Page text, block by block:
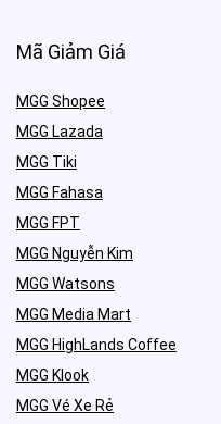
Mã Giảm Giá
MGG Shopee
MGG Lazada
MGG Tiki
MGG Fahasa
MGG FPT
MGG Nguyễn Kim
MGG Watsons
MGG Media Mart
MGG HighLands Coffee
MGG Klook
MGG Vé Xe Rẻ